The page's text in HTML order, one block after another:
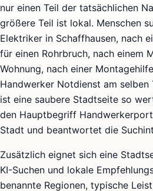
nur einen Teil der tatsächlichen
größere Teil ist lokal. Menschen
Elektriker in Schaffhausen, nach
für einen Rohrbruch, nach einem
Wohnung, nach einer
Handwerker Notdienst am selben
ist eine saubere Stadtseite so
den Hauptbegriff
Stadt und beantwortet die
Zusätzlich eignet sich eine
KI-Suchen und lokale
benannte Regionen, typische